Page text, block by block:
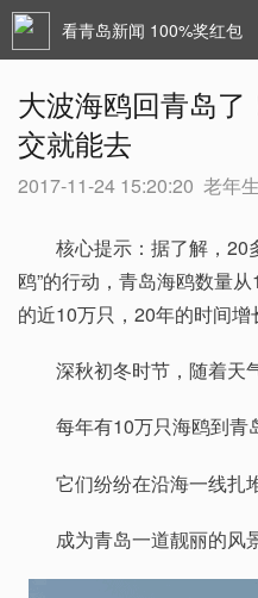
看青岛新闻 100%奖红包
大波海鸥回青岛
交就能去
2017-11-24 15:20:20 老年
核心提示：据了解，20
鸥”的行动，青岛海鸥数量
的近10万只，20年的时间增
深秋初冬时节，随着天
每年有10万只海鸥到青
它们纷纷在沿海一线扎
成为青岛一道靓丽的风